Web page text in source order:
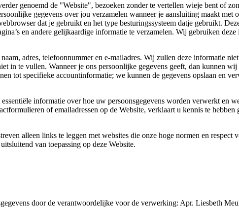
genoemd de "Website", bezoeken zonder te vertellen wieje bent of
gegevens over jou verzamelen wanneer je aansluiting maakt
dat je gebruikt en het type besturingssysteem datje gebruikt.
en andere gelijkaardige informatie te verzamelen. Wij gebruiken
adres, telefoonnummer en e-mailadres. Wij zullen deze informatie
in te vullen. Wanneer je ons persoonlijke gegevens geeft, dan kunnen
tot specifieke accountinformatie; we kunnen de gegevens opslaan en
informatie over hoe uw persoonsgegevens worden verwerkt en
of emailadressen op de Website, verklaart u kennis te
alleen links te leggen met websites die onze hoge normen en
van toepassing op deze Website.
door de verantwoordelijke voor de verwerking: Apr. Liesbeth